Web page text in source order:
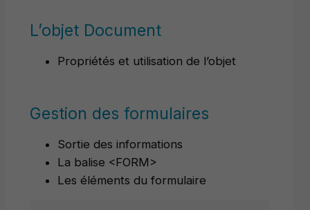
L’objet Document
Propriétés et utilisation de l’objet
Gestion des formulaires
Sortie des informations
La balise <FORM>
Les éléments du formulaire